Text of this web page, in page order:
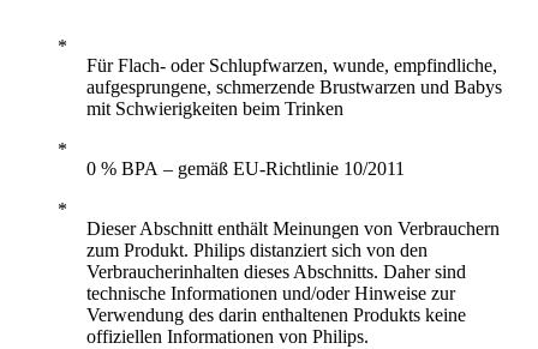
Für Flach- oder Schlupfwarzen, wunde, empfindliche,
aufgesprungene, schmerzende Brustwarzen und Babys
mit Schwierigkeiten beim Trinken
0 % BPA – gemäß EU-Richtlinie 10/2011
Dieser Abschnitt enthält Meinungen von Verbrauchern
zum Produkt. Philips distanziert sich von den
Verbraucherinhalten dieses Abschnitts. Daher sind
technische Informationen und/oder Hinweise zur
Verwendung des darin enthaltenen Produkts keine
offiziellen Informationen von Philips.